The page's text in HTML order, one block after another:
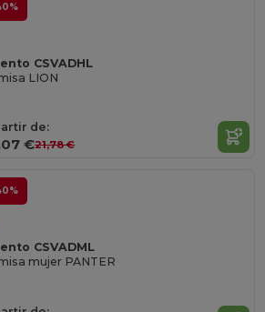
CSVADHL
LION
de:
€21,78 €
CSVADML
mujer PANTER